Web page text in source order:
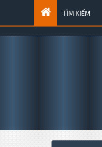
TÌM KIẾM